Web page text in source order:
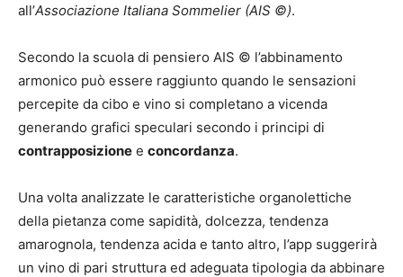
all’Associazione Italiana Sommelier (AIS ©).
Secondo la scuola di pensiero AIS © l’abbinamento
armonico può essere raggiunto quando le sensazioni
percepite da cibo e vino si completano a vicenda
generando grafici speculari secondo i principi di
contrapposizione e concordanza.
Una volta analizzate le caratteristiche organolettiche
della pietanza come sapidità, dolcezza, tendenza
amarognola, tendenza acida e tanto altro, l’app suggerirà
un vino di pari struttura ed adeguata tipologia da abbinare